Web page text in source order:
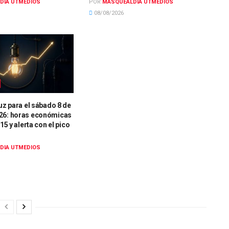
UTMEDIOS POR MASQUEALDIA UTMEDIOS
08/08/2026
para el sábado 8 de
horas económicas
y alerta con el pico
UTMEDIOS